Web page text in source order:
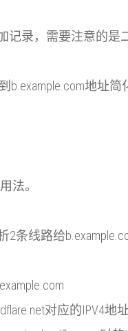
录，需要注意的是
地址简
法。
条线路给
对应的IPV4地